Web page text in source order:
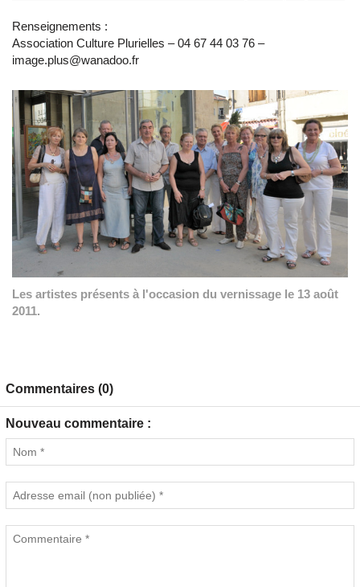
Renseignements :
Association Culture Plurielles – 04 67 44 03 76 –
image.plus@wanadoo.fr
Les artistes présents à l'occasion du vernissage le 13 août
2011.
Commentaires (0)
Nouveau commentaire :